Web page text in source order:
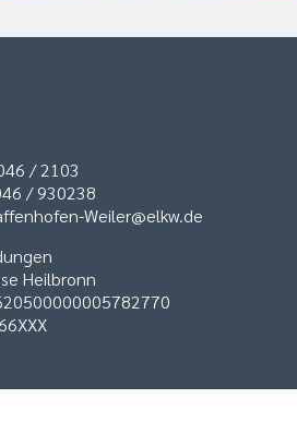
/ 2103
/ 930238
Weiler@elkw.de
Heilbronn